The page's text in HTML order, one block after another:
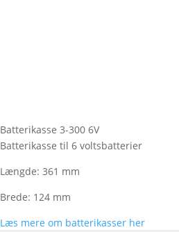
Batterikasse 3-300 6V
Batterikasse til 6 voltsbatterier
Længde: 361 mm
Brede: 124 mm
Læs mere om batterikasser her